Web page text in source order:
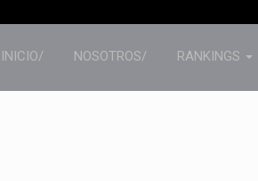
INICIO/ NOSOTROS/ RANKINGS